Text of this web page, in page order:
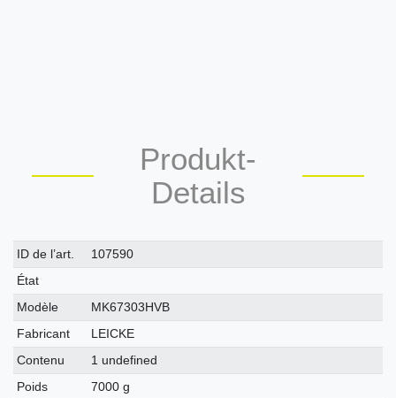
Produkt-
Details
Caractéristique
technique
Valeur
ID de l’art.
107590
État
Modèle
MK67303HVB
Fabricant
LEICKE
Contenu
1 undefined
Poids
7000 g